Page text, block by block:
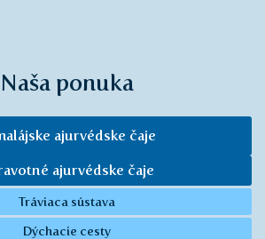
Naša ponuka
ajurvédske čaje
ajurvédske čaje
Tráviaca sústava
Dýchacie cesty